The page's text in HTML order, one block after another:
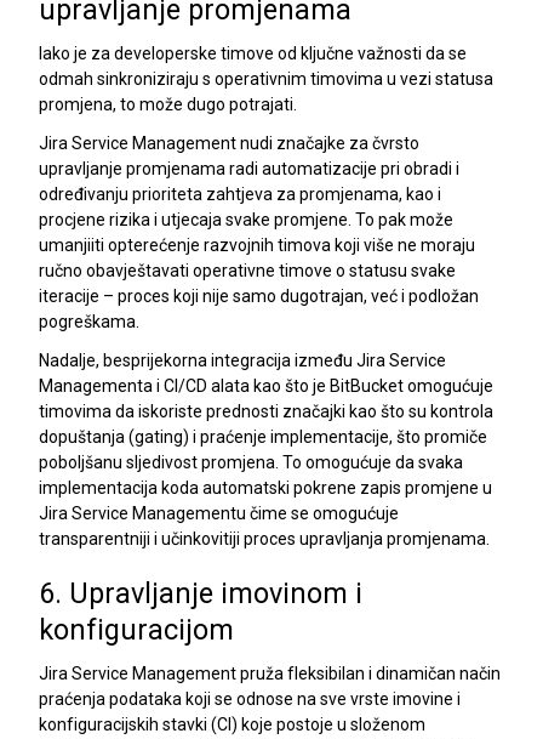
upravljanje promjenama
Iako je za developerske timove od ključne važnosti da se
odmah sinkroniziraju s operativnim timovima u vezi statusa
promjena, to može dugo potrajati.
Jira Service Management nudi značajke za čvrsto
upravljanje promjenama radi automatizacije pri obradi i
određivanju prioriteta zahtjeva za promjenama, kao i
procjene rizika i utjecaja svake promjene. To pak može
umanjiiti opterećenje razvojnih timova koji više ne moraju
ručno obavještavati operativne timove o statusu svake
iteracije – proces koji nije samo dugotrajan, već i podložan
pogreškama.
Nadalje, besprijekorna integracija između Jira Service
Managementa i CI/CD alata kao što je BitBucket omogućuje
timovima da iskoriste prednosti značajki kao što su kontrola
dopuštanja (gating) i praćenje implementacije, što promiče
poboljšanu sljedivost promjena. To omogućuje da svaka
implementacija koda automatski pokrene zapis promjene u
Jira Service Managementu čime se omogućuje
transparentniji i učinkovitiji proces upravljanja promjenama.
6. Upravljanje imovinom i
konfiguracijom
Jira Service Management pruža fleksibilan i dinamičan način
praćenja podataka koji se odnose na sve vrste imovine i
konfiguracijskih stavki (CI) koje postoje u složenom